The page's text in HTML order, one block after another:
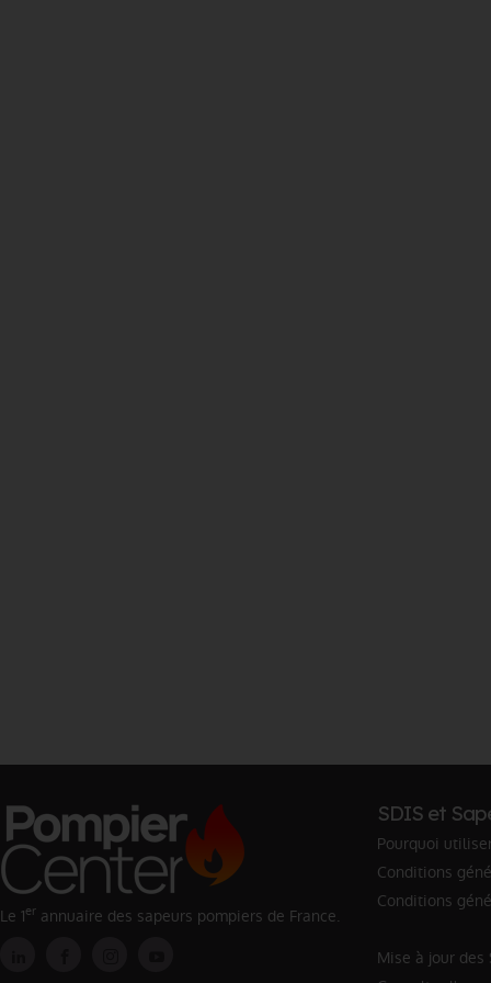
Le 1er annuaire des sapeurs pompiers de France.
SDIS et
Pourquoi
Conditions
Conditions
Mise à jour des